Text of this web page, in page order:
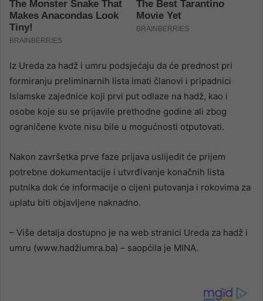
Iz Ureda za hadž i umru podsjećaju da će prednost pri
formiranju preliminarnih lista imati članovi i pripadnici
Islamske zajednice koji prvi put odlaze na hadž, kao i
osobe koje su se prijavile prethodne godine ali zbog
ograničene kvote nisu bile u mogućnosti otputovati.
Nakon završetka prve faze prijava uslijedit će prijem
potrebne dokumentacije i utvrđivanje konačnih lista
putnika dok će informacije o cijeni putovanja i rokovima za
uplatu biti objavljene naknadno.
– Više detalja dostupno je na web stranici Ureda za hadž i
umru (www.hadžiumra.ba) – saopćila je MINA.